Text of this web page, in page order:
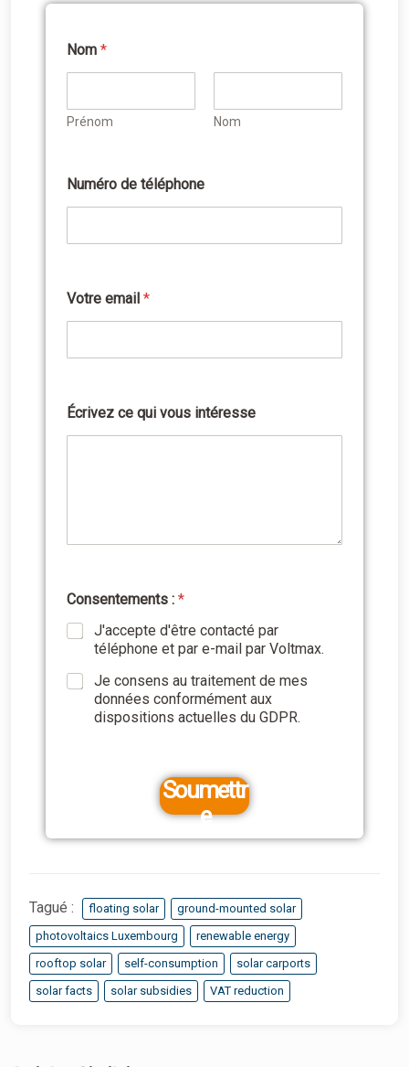
Nom *
Prénom Nom
Numéro de téléphone
Votre email *
Écrivez ce qui vous intéresse
W
r
i
e
N
i
Consentements : *
J'accepte d'être contacté par
téléphone et par e-mail par Voltmax.
Je consens au traitement de mes
données conformément aux
dispositions actuelles du GDPR.
Soumettr
e
Tagué : floating solar
ground-mounted solar
photovoltaics Luxembourg
renewable energy
rooftop solar
self-consumption
solar carports
solar facts
solar subsidies VAT reduction